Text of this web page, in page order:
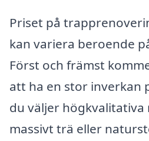
Priset på
kan variera beroende
Först och främst
att ha en stor inverkan
du väljer högkvalitativa
massivt trä eller